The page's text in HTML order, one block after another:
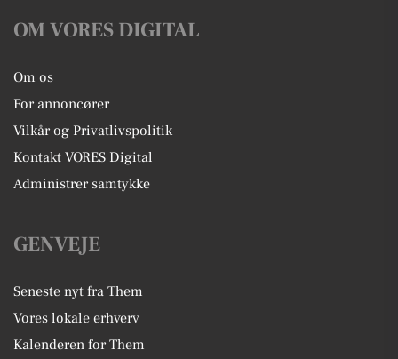
OM VORES DIGITAL
Om os
For annoncører
Vilkår og Privatlivspolitik
Kontakt VORES Digital
Administrer samtykke
GENVEJE
Seneste nyt fra Them
Vores lokale erhverv
Kalenderen for Them